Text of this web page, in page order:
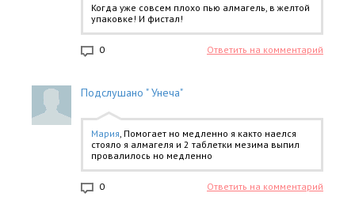
Когда уже совсем плохо пью алмагель, в желтой
упаковке! И фистал!
0 Ответить на комментарий
Подслушано " Унеча"
Мария, Помогает но медленно я както наелся
стояло я алмагеля и 2 таблетки мезима выпил
провалилось но медленно
0 Ответить на комментарий